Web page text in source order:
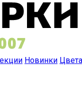
Новинки Цвета